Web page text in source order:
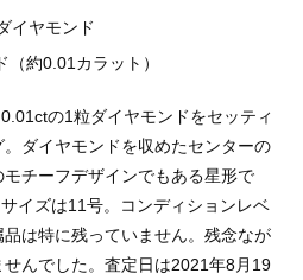
イヤモンド
約0.01カラット）
の1粒ダイヤモンドをセッティ
ダイヤモンドを収めたセンターの
チーフデザインでもある星形で
イズは11号。コンディションレベ
は特に残っていません。残念なが
んでした。査定日は2021年8月19